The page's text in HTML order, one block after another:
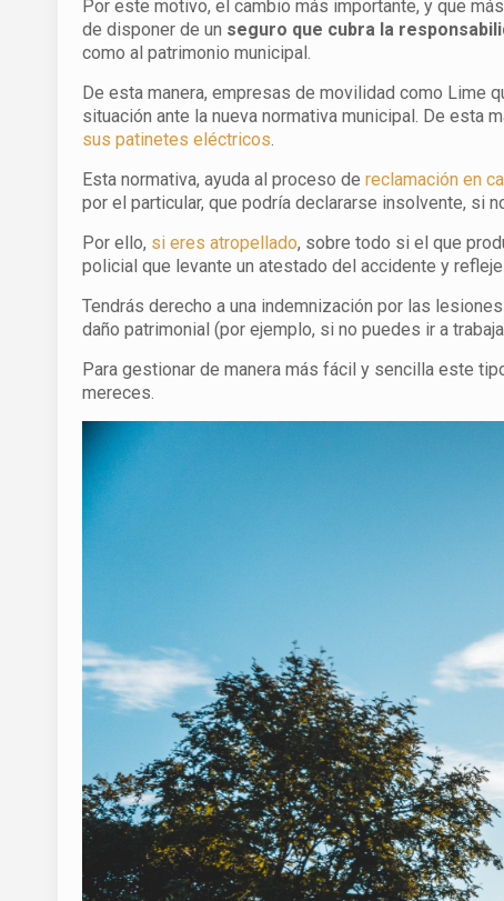
Por este motivo, el cambio más importante, y que
de disponer de un seguro que cubra la
como al patrimonio municipal.
De esta manera, empresas de movilidad como Lime
situación ante la nueva normativa municipal. De esta
sus patinetes eléctricos.
Esta normativa, ayuda al proceso dereclamación en
por el particular, que podría declararse insolvente, si
Por ello, si eres atropellado, sobre todo si el que
policial que levante un atestado del accidente y
Tendrás derecho a una indemnización por las
daño patrimonial (por ejemplo, si no puedes ir a
Para gestionar de manera más fácil y sencilla este
mereces.